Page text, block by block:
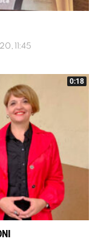
11:45
0:18